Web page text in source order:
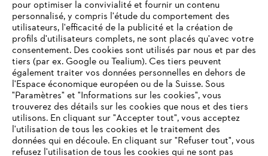
Questions fréquentes
Service
Politique de protection des données
Mentions légales Cookies
VOTRE NAVIGATEUR INTERNET
N'EST PLUS PRIS EN CHARGE
pour optimiser la convivialité et fournir un contenu
personnalisé, y compris l'étude du comportement des
utilisateurs, l'efficacité de la publicité et la création de
profils d'utilisateurs complets, ne sont placés qu'avec votre
consentement. Des cookies sont utilisés par nous et par des
tiers (par ex. Google ou Tealium). Ces tiers peuvent
également traiter vos données personnelles en dehors de
l'Espace économique européen ou de la Suisse. Sous
"Paramètres" et "Informations sur les cookies", vous
trouverez des détails sur les cookies que nous et des tiers
utilisons. En cliquant sur "Accepter tout", vous acceptez
l'utilisation de tous les cookies et le traitement des
données qui en découle. En cliquant sur "Refuser tout", vous
refusez l'utilisation de tous les cookies qui ne sont pas